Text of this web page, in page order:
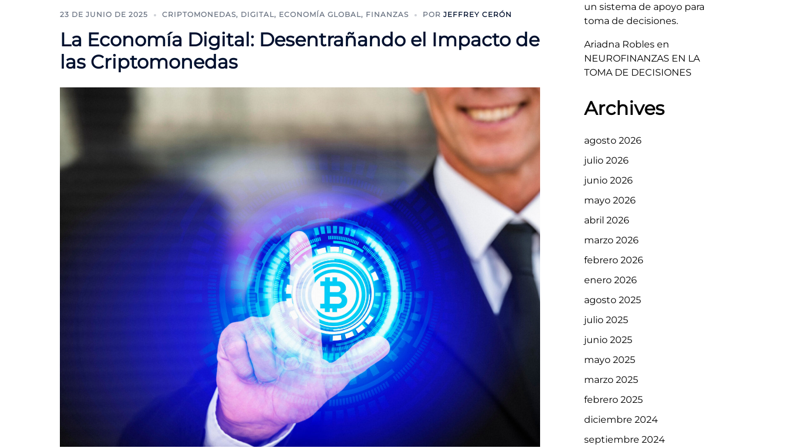
23 DE JUNIO DE 2025 CRIPTOMONEDAS, DIGITAL, ECONOMÍA GLOBAL, FINANZAS POR JEFFREY CERÓN
La Economía Digital: Desentrañando el Impacto de
las Criptomonedas
un sistema de apoyo para
toma de decisiones.
Ariadna Roblesen
NEUROFINANZAS EN LA
TOMA DE DECISIONES
Archives
agosto 2026
julio 2026
junio 2026
mayo 2026
abril 2026
marzo 2026
febrero 2026
enero 2026
agosto 2025
julio 2025
junio 2025
mayo 2025
marzo 2025
febrero 2025
diciembre 2024
septiembre 2024